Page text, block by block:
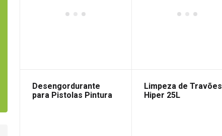
Desengordurante
para Pistolas Pintura
Limpeza de Travões
Hiper 25L